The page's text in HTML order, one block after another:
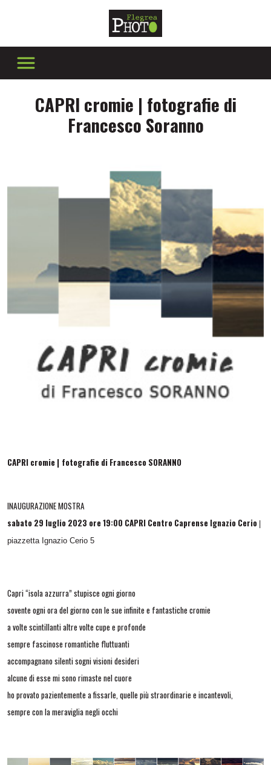
CAPRI cromie | fotografie di
Francesco Soranno
CAPRI cromie | fotografie di Francesco SORANNO
INAUGURAZIONE MOSTRA
sabato 29 luglio 2023 ore 19:00 CAPRI Centro Caprense Ignazio Cerio
piazzetta Ignazio Cerio 5
Capri “isola azzurra” stupisce ogni giorno
sovente ogni ora del giorno con le sue infinite e fantastiche cromie
a volte scintillanti altre volte cupe e profonde
sempre fascinose romantiche fluttuanti
accompagnano silenti sogni visioni desideri
alcune di esse mi sono rimaste nel cuore
ho provato pazientemente a fissarle, quelle più straordinarie e incantevoli,
sempre con la meraviglia negli occhi